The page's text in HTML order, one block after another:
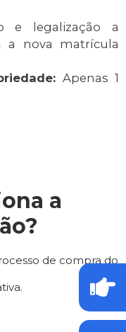
e legalização a
a nova matrícula
Apenas 1
a
de compra do